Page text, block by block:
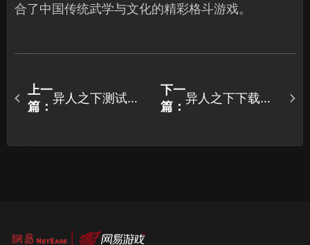
合了中国传统武学与文化的精彩格斗游戏。
上一
篇：
异人之下测试开
下一
篇：
异人之下下载慢